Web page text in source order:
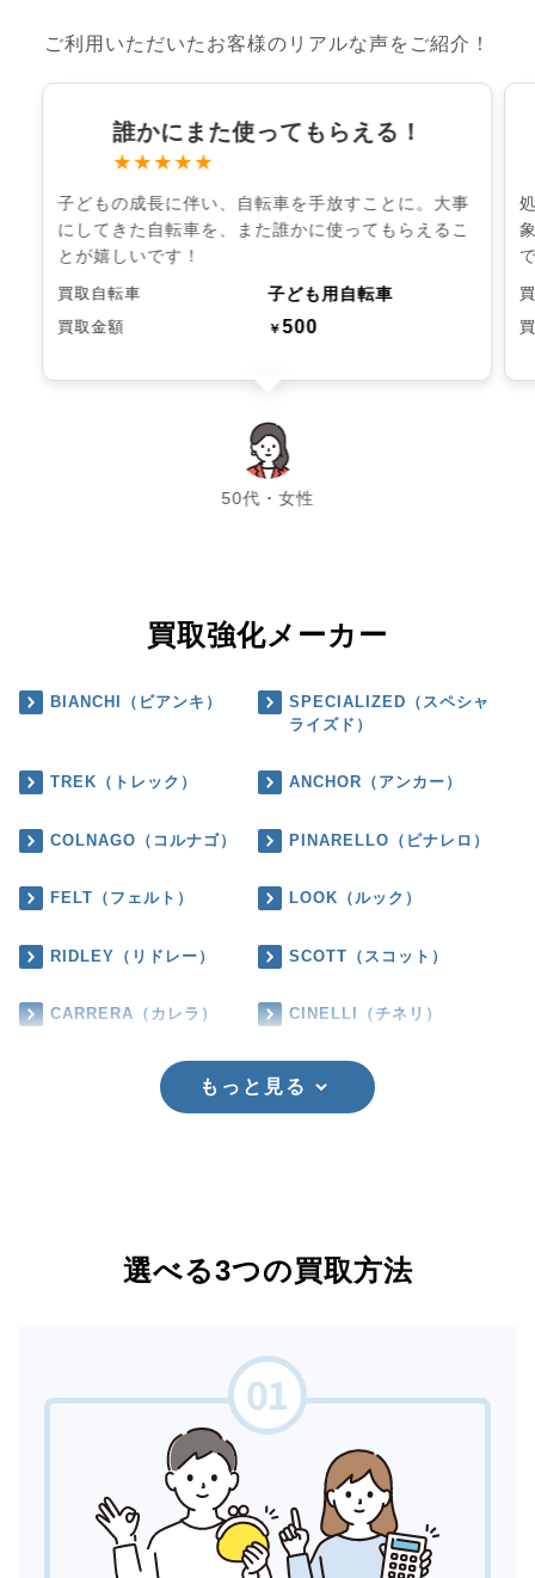
ご利用いただいたお客様のリアルな声をご紹介！
誰かにまた使ってもらえる！
★★★★★
子どもの成長に伴い、自転車を手放すことに。大事
にしてきた自転車を、また誰かに使ってもらえるこ
とが嬉しいです！
買取自転車 子ども用自転車
買取金額 ￥500
50代・女性
chevron_left chevron_right
買取強化メーカー
BIANCHI（ビアンキ）
SPECIALIZED（スペシャ
ライズド）
TREK（トレック） ANCHOR（アンカー）
COLNAGO（コルナゴ） PINARELLO（ピナレロ）
FELT（フェルト） LOOK（ルック）
RIDLEY（リドレー） SCOTT（スコット）
CARRERA（カレラ） CINELLI（チネリ）
もっと見る
選べる3つの買取方法